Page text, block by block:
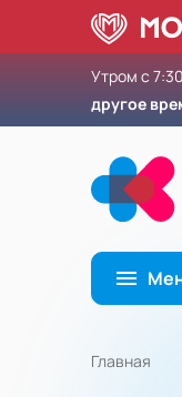
Утром с
другое
Главная